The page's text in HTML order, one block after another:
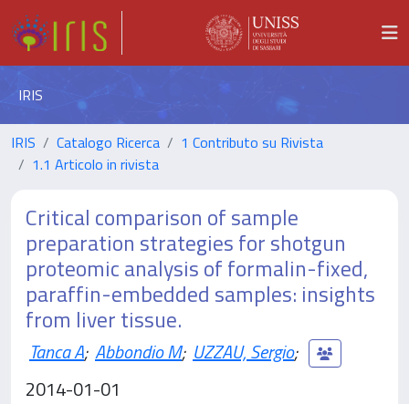
IRIS
IRIS Catalogo Ricerca
1 Contributo su Rivista
1.1 Articolo in rivista
Critical comparison of sample
preparation strategies for shotgun
proteomic analysis of formalin-fixed,
paraffin-embedded samples: insights
from liver tissue.
Tanca A; Abbondio M; UZZAU, Sergio;
2014-01-01